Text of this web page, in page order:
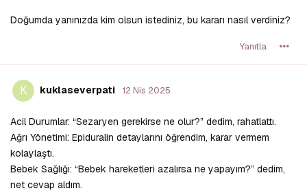
Doğumda yanınızda kim olsun istediniz, bu kararı nasıl verdiniz?
Yanıtla
K kuklaseverpati 12 Nis 2025
Acil Durumlar: “Sezaryen gerekirse ne olur?” dedim, rahatlattı.
Ağrı Yönetimi: Epiduralin detaylarını öğrendim, karar vermem
kolaylaştı.
Bebek Sağlığı: “Bebek hareketleri azalırsa ne yapayım?” dedim,
net cevap aldım.